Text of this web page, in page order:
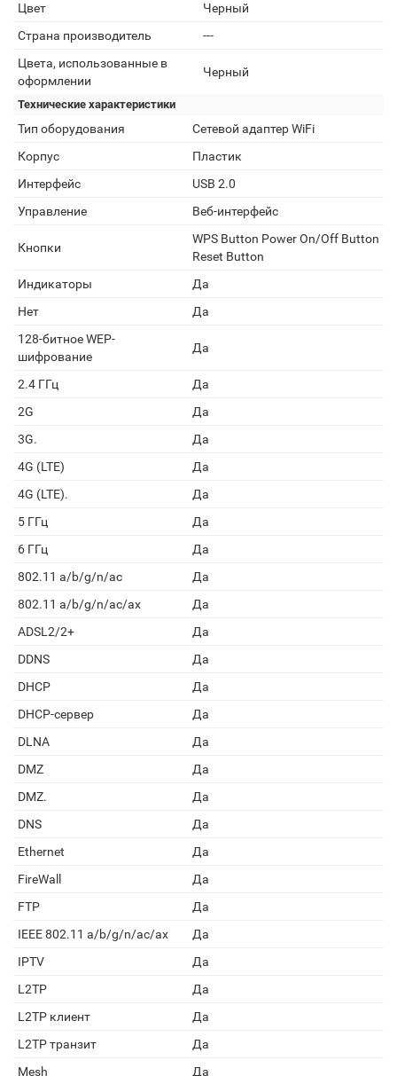
Цвет
Черный
Страна производитель
---
Цвета, использованные в
оформлении
Черный
Технические характеристики
Тип оборудования
Сетевой адаптер WiFi
Корпус
Пластик
Интерфейс
USB 2.0
Управление
Веб-интерфейс
Кнопки
WPS Button Power On/Off Button
Reset Button
Индикаторы
Да
Нет
Да
128-битное WEP-
шифрование
Да
2.4 ГГц
Да
2G
Да
3G.
Да
4G (LTE)
Да
4G (LTE).
Да
5 ГГц
Да
6 ГГц
Да
802.11 a/b/g/n/ac
Да
802.11 a/b/g/n/ac/ax
Да
ADSL2/2+
Да
DDNS
Да
DHCP
Да
DHCP-сервер
Да
DLNA
Да
DMZ
Да
DMZ.
Да
DNS
Да
Ethernet
Да
FireWall
Да
FTP
Да
IEEE 802.11 a/b/g/n/ac/ax
Да
IPTV
Да
L2TP
Да
L2TP клиент
Да
L2TP транзит
Да
Mesh
Да